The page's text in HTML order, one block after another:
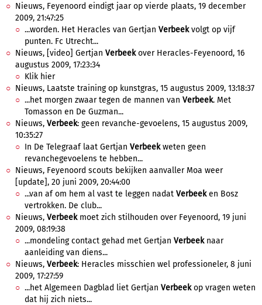
Nieuws, Feyenoord eindigt jaar op vierde plaats, 19 december
2009, 21:47:25
...worden. Het Heracles van Gertjan Verbeekvolgt op vijf
punten. Fc Utrecht...
Nieuws, [video] Gertjan Verbeekover Heracles-Feyenoord, 16
augustus 2009, 17:23:34
Klik hier
Nieuws, Laatste training op kunstgras, 15 augustus 2009, 13:18:37
...het morgen zwaar tegen de mannen van Verbeek. Met
Tomasson en De Guzman...
Nieuws, Verbeek: geen revanche-gevoelens, 15 augustus 2009,
10:35:27
In De Telegraaf laat Gertjan Verbeekweten geen
revanchegevoelens te hebben...
Nieuws, Feyenoord scouts bekijken aanvaller Moa weer
[update], 20 juni 2009, 20:44:00
...van af om hem al vast te leggen nadat Verbeeken Bosz
vertrokken. De club...
Nieuws, Verbeekmoet zich stilhouden over Feyenoord, 19 juni
2009, 08:19:38
...mondeling contact gehad met Gertjan Verbeeknaar
aanleiding van diens...
Nieuws, Verbeek: Heracles misschien wel professioneler, 8 juni
2009, 17:27:59
...het Algemeen Dagblad liet Gertjan Verbeekop vragen weten
dat hij zich niets...